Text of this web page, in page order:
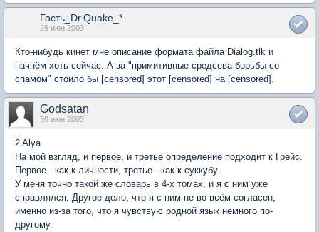
Гость_Dr.Quake_*
29 июн 2003
Кто-нибудь кинет мне описание формата файла Dialog.tlk и
начнём хоть сейчас. А за "примитивные средсева борьбы со
спамом" стоило бы [censored] этот [censored] на [censored].
Godsatan
30 июн 2003
2 Alya
На мой взгляд, и первое, и третье определение подходит к Грейс.
Первое - как к личности, третье - как к суккубу.
У меня точно такой же словарь в 4-х томах, и я с ним уже
справлялся. Другое дело, что я с ним не во всём согласен,
именно из-за того, что я чувствую родной язык немного по-
другому.